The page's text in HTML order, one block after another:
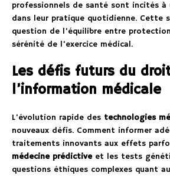
professionnels de santé sont incités à
dans leur pratique quotidienne. Cette
question de l’équilibre entre
sérénité de l’exercice médical.
Les défis futurs du
l’information médicale
L’évolution rapide des technologies
nouveaux défis. Comment informer
traitements innovants aux effets
médecine prédictiveet les tests
questions éthiques complexes quant